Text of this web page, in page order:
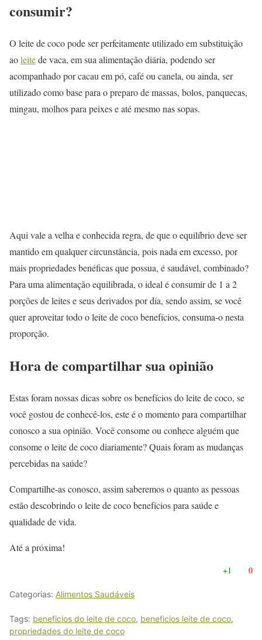
consumir?
O leite de coco pode ser perfeitamente utilizado em substituição
aoleitede vaca, em sua alimentação diária, podendo ser
acompanhado por cacau em pó, café ou canela, ou ainda, ser
utilizado como base para o preparo de massas, bolos, panquecas,
mingau, molhos para peixes e até mesmo nas sopas.
Aqui vale a velha e conhecida regra, de que o equilíbrio deve ser
mantido em qualquer circunstância, pois nada em excesso, por
mais propriedades benéficas que possua, é saudável, combinado?
Para uma alimentação equilibrada, o ideal é consumir de 1 a 2
porções de leites e seus derivados por dia, sendo assim, se você
quer aproveitar todo o leite de coco benefícios, consuma-o nesta
proporção.
Hora de compartilhar sua opinião
Estas foram nossas dicas sobre os benefícios do leite de coco, se
você gostou de conhecê-los, este é o momento para compartilhar
conosco a sua opinião. Você consome ou conhece alguém que
consome o leite de coco diariamente? Quais foram as mudanças
percebidas na saúde?
Compartilhe-as conosco, assim saberemos o quanto as pessoas
estão descobrindo o leite de coco benefícios para saúde e
qualidade de vida.
Até a próxima!
+1 0
Categorias: Alimentos Saudáveis
Tags: beneficios do leite de coco, beneficios leite de coco,
propriedades do leite de coco